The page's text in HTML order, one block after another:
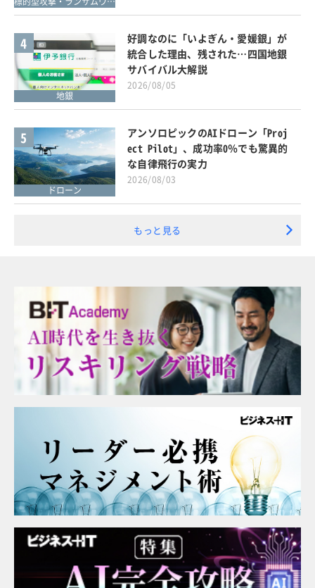
4
地銀
好調なのに「いよぎん・愛媛銀」が
統合した理由、残された…四国地銀
サバイバル大解説
2026/08/05
5
ドローン
アンソロピックのAIドローン「Proj
ect Pilot」、成功率0％でも驚異的
な自律飛行の実力
2026/08/03
もっと見る